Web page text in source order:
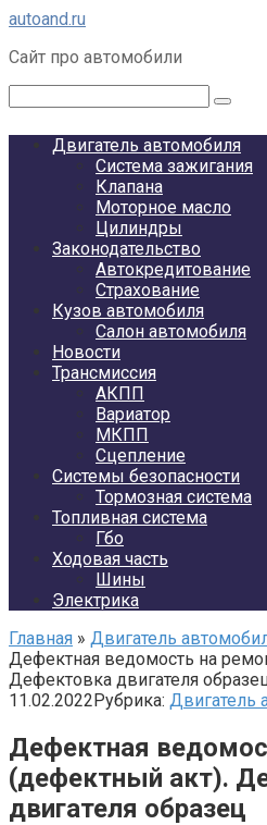
Перейти
контенту
autoand.ru
Сайт про автомобили
Двигатель автомобиля
Система зажигания
Клапана
Моторное масло
Цилиндры
Законодательство
Автокредитование
Страхование
Кузов автомобиля
Салон автомобиля
Новости
Трансмиссия
АКПП
Вариатор
МКПП
Сцепление
Системы безопасности
Тормозная система
Топливная система
Гбо
Ходовая часть
Шины
Электрика
Главная » Двигатель
Дефектная ведомость на
Дефектовка двигателя
11.02.2022Рубрика: Двигатель
Дефектная
(дефектный акт).
двигателя образец